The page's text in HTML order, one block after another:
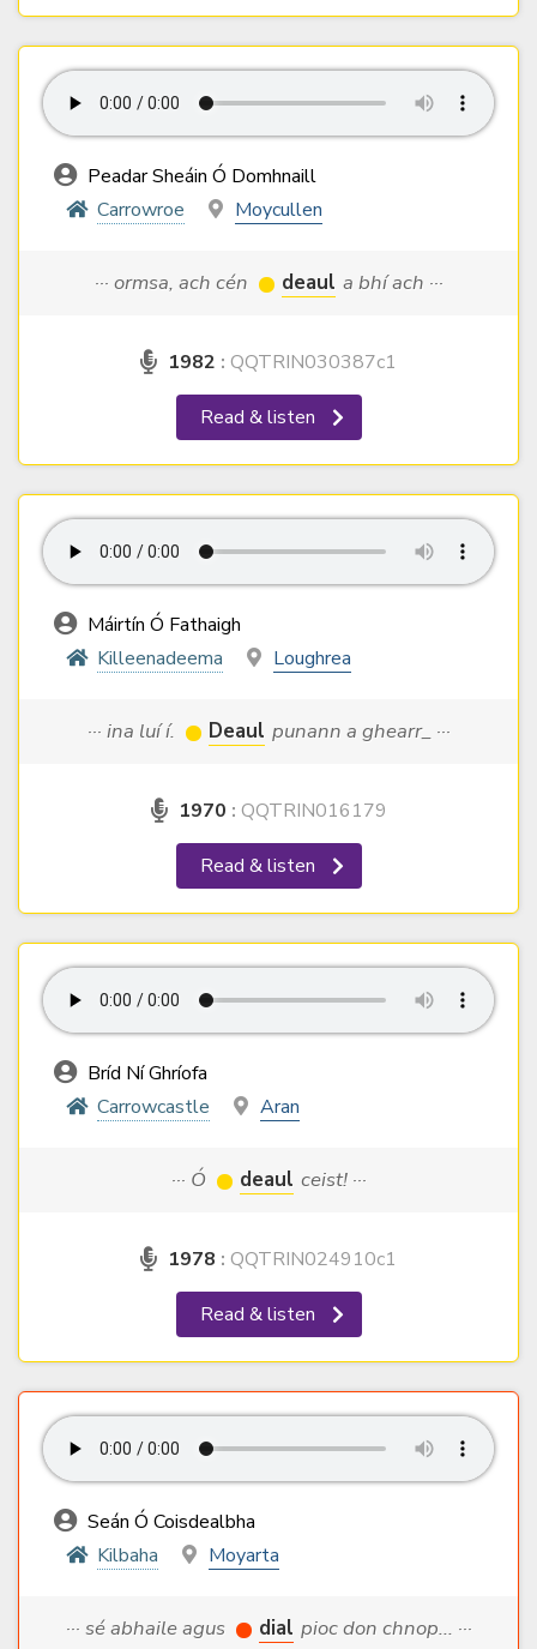
Peadar Sheáin Ó Domhnaill
Carrowroe
Moycullen
··· ormsa, ach cén deaul a bhí ach ···
1982 : QQTRIN030387c1
Read & listen
Máirtín Ó Fathaigh
Killeenadeema
Loughrea
··· ina luí í. Deaul punann a ghearr_ ···
1970 : QQTRIN016179
Read & listen
Bríd Ní Ghríofa
Carrowcastle
Aran
··· Ó deaul ceist! ···
1978 : QQTRIN024910c1
Read & listen
Seán Ó Coisdealbha
Kilbaha
Moyarta
··· sé abhaile agus dial pioc don chnop... ···